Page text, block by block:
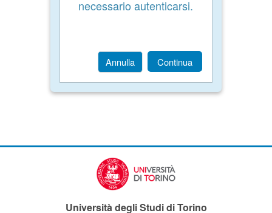
necessario autenticarsi.
Annulla Continua
Università degli Studi di Torino